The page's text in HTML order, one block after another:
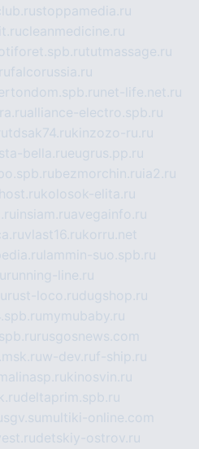
stoppamedia.ru
cleanmedicine.ru
tutmassage.ru
falcorussia.ru
net-life.net.ru
alliance-electro.spb.ru
tdsak74.rukinzozo-ru.ru
bella.rueugrus.pp.ru
bezmorchin.ru ia2.ru
kolosok-elita.ru
insiam.ruavegainfo.ru
vlast16.rukorru.net
lammin-suo.spb.ru
running-line.ru
rust-loco.rudugshop.ru
mymubaby.ru
rusgosnews.com
w-dev.ruf-ship.ru
malinasp.rukinosvin.ru
deltaprim.spb.ru
sgv.su multiki-online.com
detskiy-ostrov.ru